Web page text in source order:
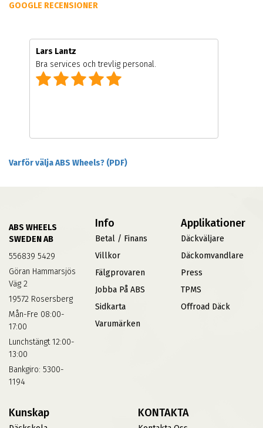
GOOGLE RECENSIONER
Lars Lantz
Bra services och trevlig personal.
Varför välja ABS Wheels? (PDF)
ABS WHEELS
SWEDEN AB
556839 5429
Göran Hammarsjös
Väg 2
19572 Rosersberg
Mån-Fre 08:00-
17:00
Lunchstängt 12:00-
13:00
Bankgiro: 5300-
1194
Info
Betal / Finans
Villkor
Fälgprovaren
Jobba På ABS
Sidkarta
Varumärken
Applikationer
Däckväljare
Däckomvandlare
Press
TPMS
Offroad Däck
Kunskap KONTAKTA